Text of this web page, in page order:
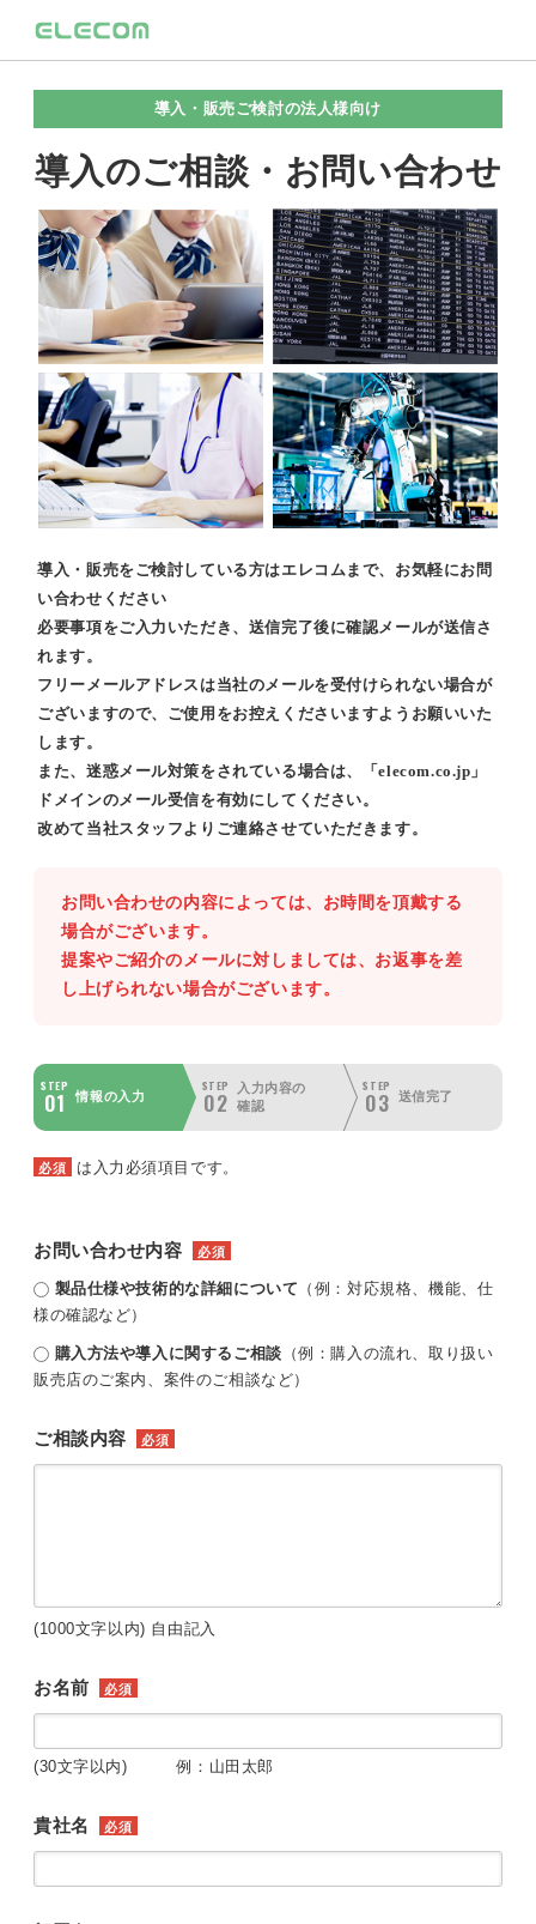
導入・販売ご検討の法人様向け
導入のご相談・お問い合わせ
導入・販売をご検討している方はエレコムまで、お気軽にお問
い合わせください
必要事項をご入力いただき、送信完了後に確認メールが送信さ
れます。
フリーメールアドレスは当社のメールを受付けられない場合が
ございますので、ご使用をお控えくださいますようお願いいた
します。
また、迷惑メール対策をされている場合は、「elecom.co.jp」
ドメインのメール受信を有効にしてください。
改めて当社スタッフよりご連絡させていただきます。
お問い合わせの内容によっては、お時間を頂戴する
場合がございます。
提案やご紹介のメールに対しましては、お返事を差
し上げられない場合がございます。
STEP
01 情報の入力
STEP
02
入力内容の
確認
STEP
03 送信完了
必須 は入力必須項目です。
お問い合わせ内容 必須
製品仕様や技術的な詳細について （例：対応規格、機能、仕
様の確認など）
購入方法や導入に関するご相談 （例：購入の流れ、取り扱い
販売店のご案内、案件のご相談など）
ご相談内容 必須
(1000文字以内) 自由記入
お名前 必須
(30文字以内) 例：山田太郎
貴社名 必須